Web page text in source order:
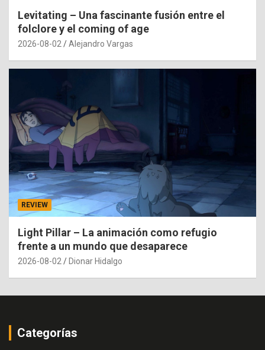
Levitating – Una fascinante fusión entre el
folclore y el coming of age
2026-08-02 Alejandro Vargas
REVIEW
Light Pillar – La animación como refugio
frente a un mundo que desaparece
2026-08-02 Dionar Hidalgo
Categorías